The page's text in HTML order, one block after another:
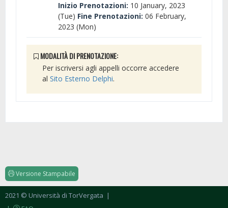
Inizio Prenotazioni: 10 January, 2023
(Tue) Fine Prenotazioni: 06 February,
2023 (Mon)
MODALITÀ DI PRENOTAZIONE:
Per iscriversi agli appelli occorre accedere
al Sito Esterno Delphi.
Versione Stampabile
2021 © Università di TorVergata |